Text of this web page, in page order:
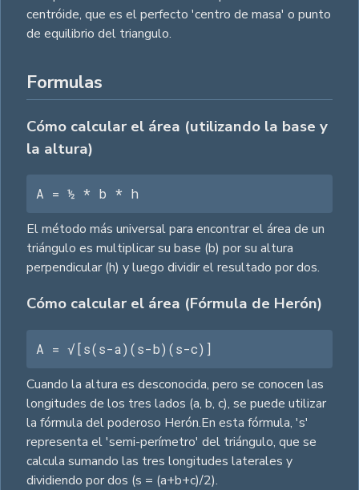
centróide, que es el perfecto 'centro de masa' o punto
de equilibrio del triangulo.
Formulas
Cómo calcular el área (utilizando la base y
la altura)
A = ½ * b * h
El método más universal para encontrar el área de un
triángulo es multiplicar su base (b) por su altura
perpendicular (h) y luego dividir el resultado por dos.
Cómo calcular el área (Fórmula de Herón)
A = √[s(s-a)(s-b)(s-c)]
Cuando la altura es desconocida, pero se conocen las
longitudes de los tres lados (a, b, c), se puede utilizar
la fórmula del poderoso Herón.En esta fórmula, 's'
representa el 'semi-perímetro' del triángulo, que se
calcula sumando las tres longitudes laterales y
dividiendo por dos (s = (a+b+c)/2).